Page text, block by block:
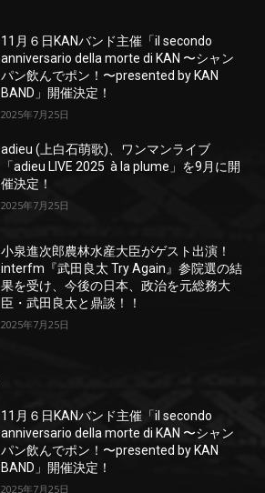
11月６日KANバンド主催「il secondo
anniversario della morte di KAN 〜シャン
パン飲んでポン！〜presented by KAN
BAND」開催決定！
2025年7月25日
adieu (上白石萌歌)、ワンマンライブ
「adieu LIVE 2025 à la plume」を9月に開
催決定！
2025年7月25日
小泉進次郎農林水産大臣がゲスト出演！
interfm『武田良太 Try Again』参院選の結
果を受け、今後の日本、政治を元総務大
臣・武田良太と鼎談！！
2025年7月25日
11月６日KANバンド主催「il secondo
anniversario della morte di KAN 〜シャン
パン飲んでポン！〜presented by KAN
BAND」開催決定！
2025年7月25日